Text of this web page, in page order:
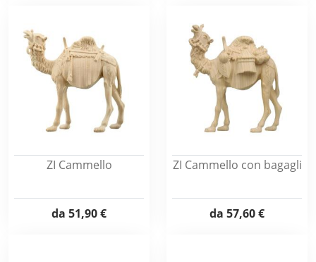
ZI Cammello
da 51,90 €
ZI Cammello con bagagli
da 57,60 €